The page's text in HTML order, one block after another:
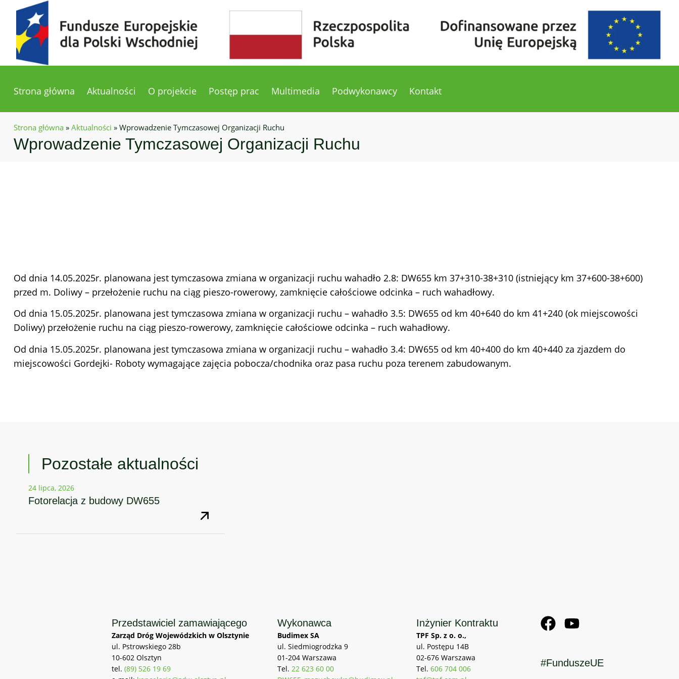
Strona główna Aktualności O projekcie Postęp prac Multimedia Podwykonawcy Kontakt
Strona główna » Aktualności » Wprowadzenie Tymczasowej Organizacji Ruchu
Wprowadzenie Tymczasowej Organizacji Ruchu
Od dnia 14.05.2025r. planowana jest tymczasowa zmiana w organizacji ruchu wahadło 2.8: DW655 km 37+310-38+310 (istniejący km 37+600-38+600)
przed m. Doliwy – przełożenie ruchu na ciąg pieszo-rowerowy, zamknięcie całościowe odcinka – ruch wahadłowy.
Od dnia 15.05.2025r. planowana jest tymczasowa zmiana w organizacji ruchu – wahadło 3.5: DW655 od km 40+640 do km 41+240 (ok miejscowości
Doliwy) przełożenie ruchu na ciąg pieszo-rowerowy, zamknięcie całościowe odcinka – ruch wahadłowy.
Od dnia 15.05.2025r. planowana jest tymczasowa zmiana w organizacji ruchu – wahadło 3.4: DW655 od km 40+400 do km 40+440 za zjazdem do
miejscowości Gordejki- Roboty wymagające zajęcia pobocza/chodnika oraz pasa ruchu poza terenem zabudowanym.
Pozostałe aktualności
24 lipca, 2026
Fotorelacja z budowy DW655
Przedstawiciel zamawiającego
Zarząd Dróg Wojewódzkich w Olsztynie
ul. Pstrowskiego 28b
10-602 Olsztyn
tel. (89) 526 19 69
Wykonawca
Budimex SA
ul. Siedmiogrodzka 9
01-204 Warszawa
Tel.22 623 60 00
Inżynier Kontraktu
TPF Sp. z o. o.,
ul. Postępu 14B
02-676 Warszawa
Tel. 606 704 006
#FunduszeUE